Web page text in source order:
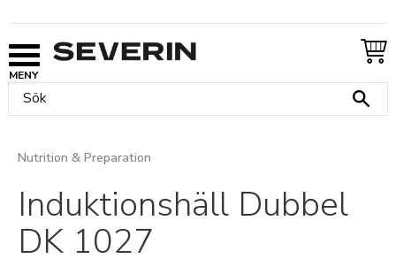
Nutrition & Preparation
Induktionshäll Dubbel
DK 1027